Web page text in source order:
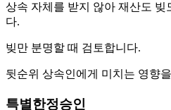
상속 자체를 받지 않아 재산도 빚
다.
빚만 분명할 때 검토합니다.
뒷순위 상속인에게 미치는 영향
특별한정승인